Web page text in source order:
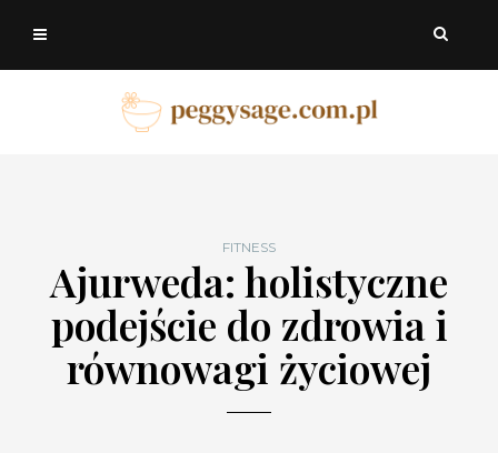
FITNESS
Ajurweda: holistyczne
podejście do zdrowia i
równowagi życiowej